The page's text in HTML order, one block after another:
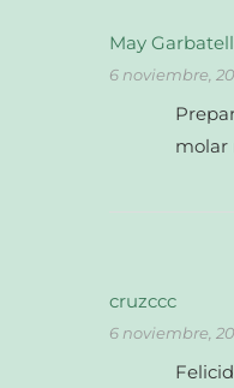
May
6 noviembre,
molar
cruzccc
6 noviembre,